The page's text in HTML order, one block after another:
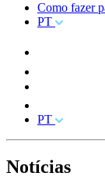
Como fazer
PT
PT
Notícias